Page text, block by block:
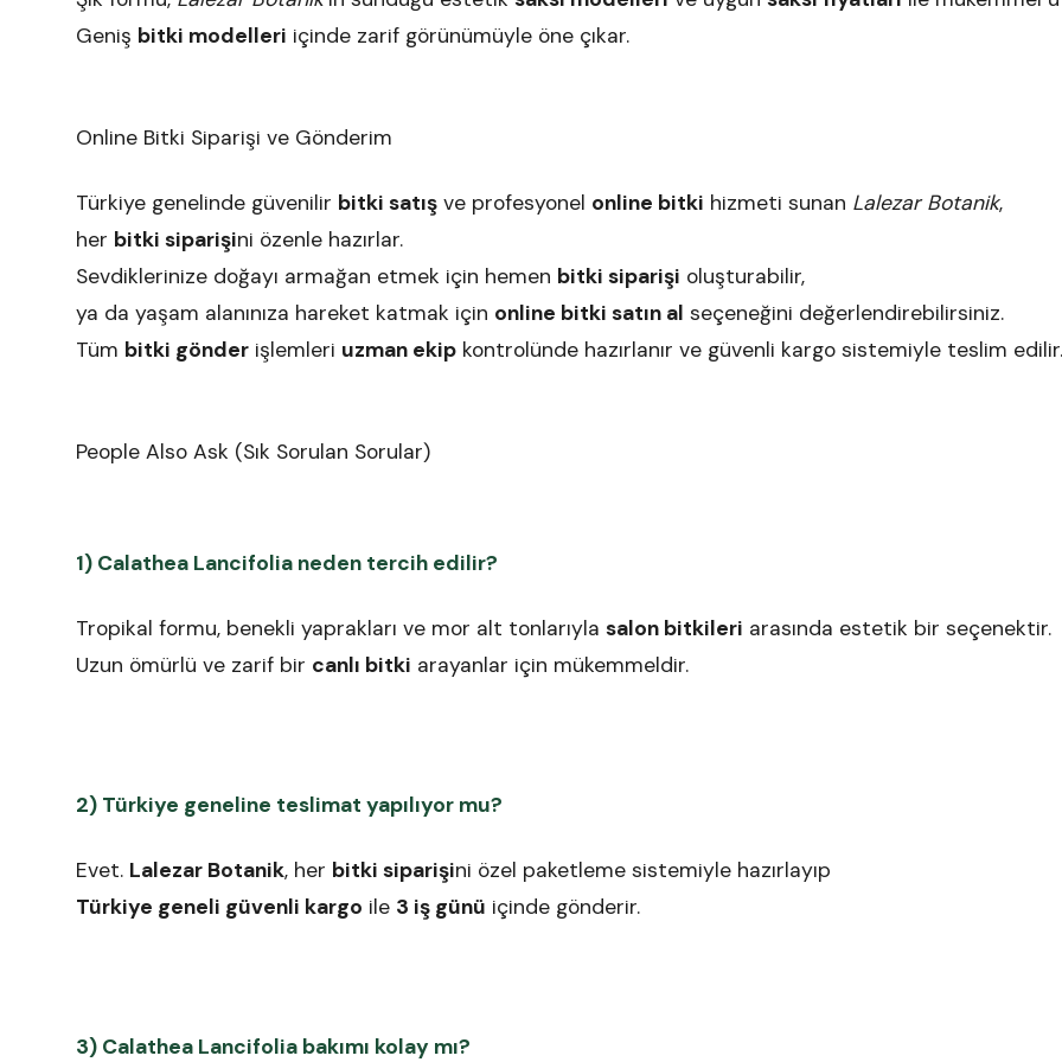
Geniş bitki modelleri içinde zarif görünümüyle öne çıkar.
Online Bitki Siparişi ve Gönderim
Türkiye genelinde güvenilir bitki satış ve profesyonel online bitki hizmeti sunan Lalezar Botanik,
her bitki siparişini özenle hazırlar.
Sevdiklerinize doğayı armağan etmek için hemen bitki siparişi oluşturabilir,
ya da yaşam alanınıza hareket katmak için online bitki satın al seçeneğini değerlendirebilirsiniz.
Tüm bitki gönder işlemleri uzman ekip kontrolünde hazırlanır ve güvenli kargo sistemiyle teslim edilir.
People Also Ask (Sık Sorulan Sorular)
1) Calathea Lancifolia neden tercih edilir?
Tropikal formu, benekli yaprakları ve mor alt tonlarıyla salon bitkileri arasında estetik bir seçenektir.
Uzun ömürlü ve zarif bir canlı bitki arayanlar için mükemmeldir.
2) Türkiye geneline teslimat yapılıyor mu?
Evet. Lalezar Botanik, her bitki siparişini özel paketleme sistemiyle hazırlayıp
Türkiye geneli güvenli kargo ile 3 iş günü içinde gönderir.
3) Calathea Lancifolia bakımı kolay mı?